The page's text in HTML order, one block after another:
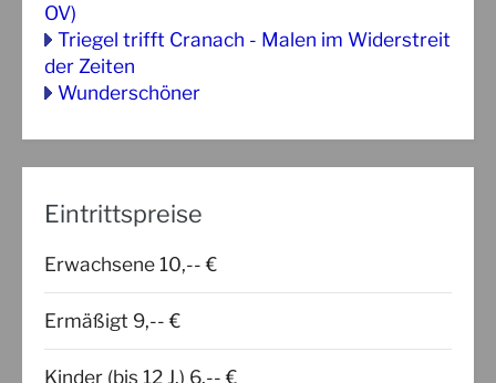
OV)
Triegel trifft Cranach - Malen im Widerstreit
der Zeiten
Wunderschöner
Eintrittspreise
Erwachsene 10,-- €
Ermäßigt 9,-- €
Kinder (bis 12 J.) 6,-- €